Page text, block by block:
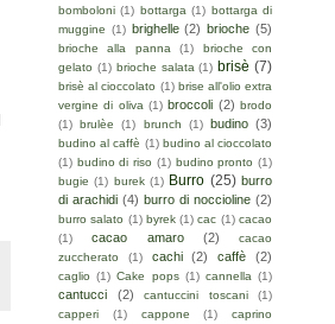
bomboloni (1) bottarga (1) bottarga di
muggine (1) brighelle (2) brioche (5)
brioche alla panna (1)
brioche con
gelato (1) brioche salata (1) brisè (7)
brisè al cioccolato (1) brise all'olio extra
vergine di oliva (1) broccoli (2) brodo
(1)
brulèe (1) brunch (1) budino (3)
budino al caffè (1) budino al cioccolato
(1) budino di riso (1) budino pronto (1)
bugie (1) burek (1) Burro (25) burro
di arachidi (4) burro di noccioline (2)
burro salato (1) byrek (1) cac (1) cacao
(1)
cacao amaro (2)
cacao
zuccherato
(1) cachi (2) caffè (2)
caglio (1) Cake pops (1) cannella (1)
cantucci (2) cantuccini toscani
(1)
capperi
(1) cappone (1)
caprino